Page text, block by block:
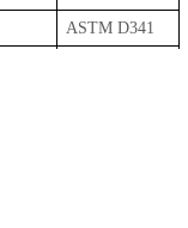
ASTM D341